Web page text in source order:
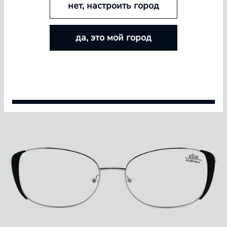
БОЛЬШЕ ЛИНЗ — БОЛЬШЕ СКИДКА
Покупайте контактные линзы Airway и увеличивайте
размер скидки — от 5% до 15%
нет, настроить город
да, это мой город